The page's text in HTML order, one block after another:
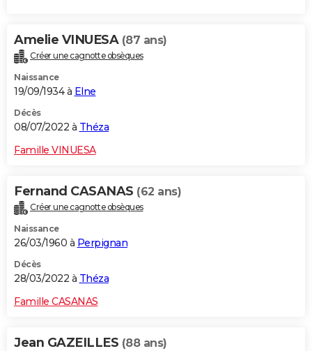
Amelie VINUESA (87 ans)
Créer une cagnotte obsèques
Naissance
19/09/1934 à Elne
Décès
08/07/2022 à Théza
Famille VINUESA
Fernand CASANAS (62 ans)
Créer une cagnotte obsèques
Naissance
26/03/1960 à Perpignan
Décès
28/03/2022 à Théza
Famille CASANAS
Jean GAZEILLES (88 ans)